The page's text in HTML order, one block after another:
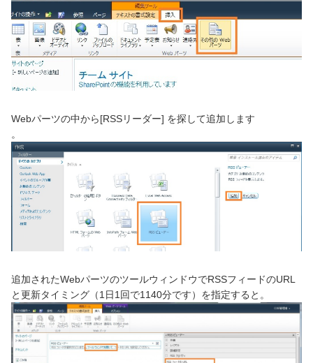
Webパーツの中から[RSSリーダー] を探して追加します
。
追加されたWebパーツのツールウィンドウでRSSフィードのURL
と更新タイミング（1日1回で1140分です）を指定すると。